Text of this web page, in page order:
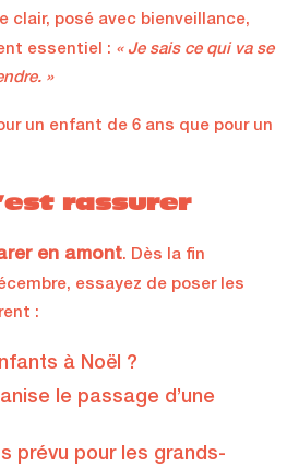
clair, posé avec bienveillance,
essentiel : « Je sais ce qui va se
»
un enfant de 6 ans que pour un
rassurer
en amont. Dès la fin
essayez de poser les
:
à Noël ?
le passage d’une
prévu pour les grands-